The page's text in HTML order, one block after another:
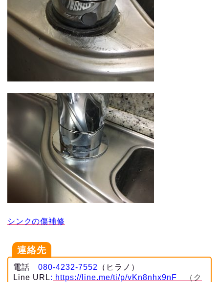
シンクの傷補修
連絡先
電話 080-4232-7552
（ヒラノ）
Line URL: https://line.me/ti/p/vKn8nhx9nF
（ク